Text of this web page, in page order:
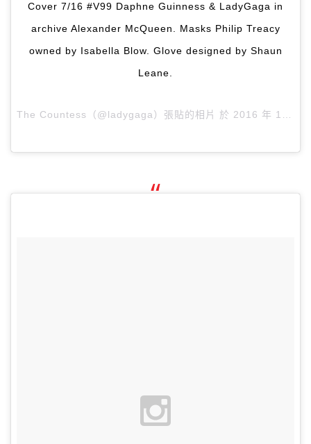
Cover 7/16 #V99 Daphne Guinness & LadyGaga in
archive Alexander McQueen. Masks Philip Treacy
owned by Isabella Blow. Glove designed by Shaun
Leane.
The Countess（@ladygaga）張貼的相片 於 2016 年 1月 月 5 1:58下午 PST